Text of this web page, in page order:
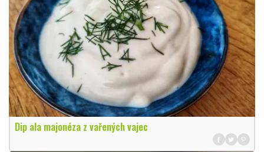
Dip ala majonéza z vařených vajec